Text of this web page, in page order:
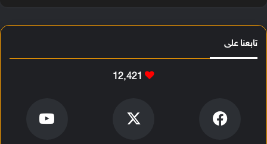
تابعنا على
12٬421